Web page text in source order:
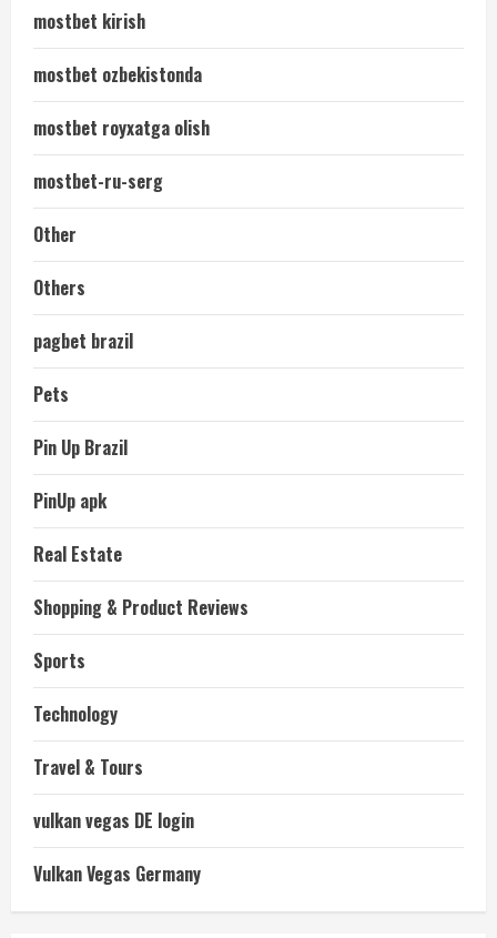
mostbet kirish
mostbet ozbekistonda
mostbet royxatga olish
mostbet-ru-serg
Other
Others
pagbet brazil
Pets
Pin Up Brazil
PinUp apk
Real Estate
Shopping & Product Reviews
Sports
Technology
Travel & Tours
vulkan vegas DE login
Vulkan Vegas Germany